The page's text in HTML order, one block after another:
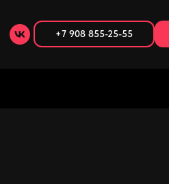
+7 908 855-25-55